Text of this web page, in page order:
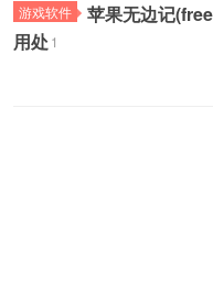
游戏软件
苹果无边记
用处1